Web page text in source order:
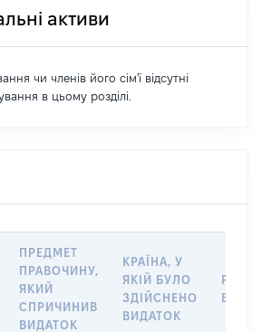
активи
чи членів його сім'ї відсутні
в цьому розділі.
ПРЕДМЕТ
ПРАВОЧИНУ,
ЯКИЙ
СПРИЧИНИВ
ВИДАТОК
КРАЇНА, У
ЯКІЙ БУЛО
ЗДІЙСНЕНО
ВИДАТОК